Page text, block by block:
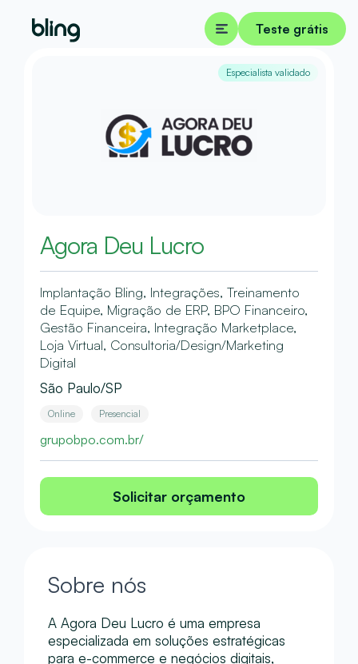
Teste grátis
Especialista validado
Agora Deu Lucro
Implantação Bling, Integrações, Treinamento
de Equipe, Migração de ERP, BPO Financeiro,
Gestão Financeira, Integração Marketplace,
Loja Virtual, Consultoria/Design/Marketing
Digital
São Paulo/SP
Online Presencial
grupobpo.com.br/
Solicitar orçamento
Sobre nós
A Agora Deu Lucro é uma empresa
especializada em soluções estratégicas
para e-commerce e negócios digitais,